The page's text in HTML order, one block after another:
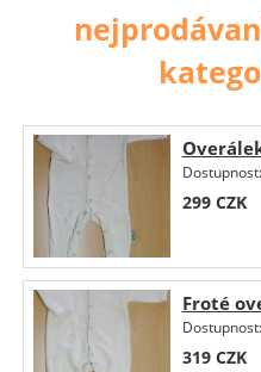
Dostupnost:
299 CZK
Froté
Dostupnost:
319 CZK